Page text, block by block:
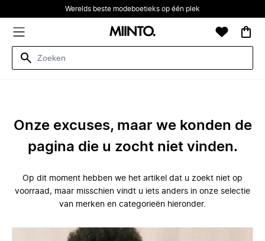
Werelds beste modeboetieks op één plek
Onze excuses, maar we konden de
pagina die u zocht niet vinden.
Op dit moment hebben we het artikel dat u zoekt niet op
voorraad, maar misschien vindt u iets anders in onze selectie
van merken en categorieën hieronder.